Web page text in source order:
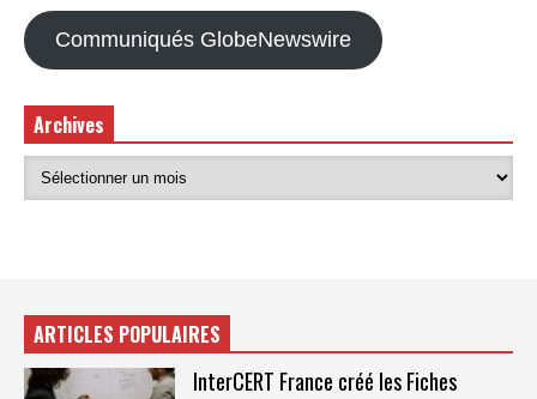
Communiqués GlobeNewswire
Archives
ARTICLES POPULAIRES
InterCERT France créé les Fiches